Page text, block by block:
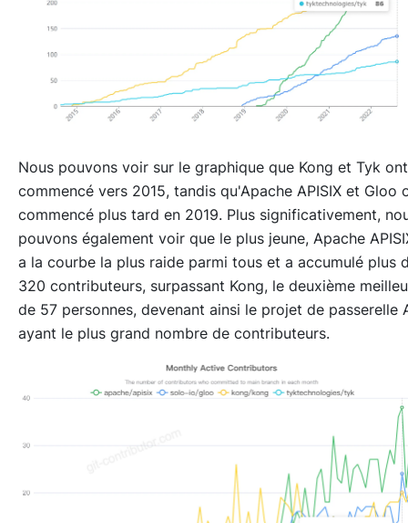
Nous pouvons voir sur le graphique que Kong et Tyk ont
commencé vers 2015, tandis qu'Apache APISIX et Gloo
commencé plus tard en 2019. Plus significativement,
pouvons également voir que le plus jeune, Apache
a la courbe la plus raide parmi tous et a accumulé plus
320 contributeurs, surpassant Kong, le deuxième
de 57 personnes, devenant ainsi le projet de passerelle
ayant le plus grand nombre de contributeurs.